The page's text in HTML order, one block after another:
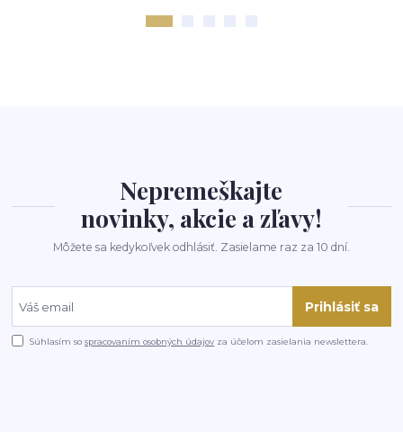
Nepremeškajte
novinky, akcie a zľavy!
Môžete sa kedykoľvek odhlásiť. Zasielame raz za 10 dní.
Prihlásiť sa
Súhlasím sospracovaním osobných údajov za účelom zasielania newslettera.